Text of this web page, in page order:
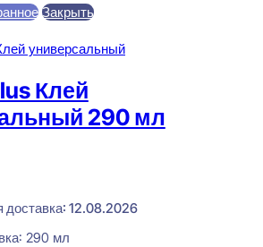
Закрыть
Клей
290 мл
12.08.2026
290 мл